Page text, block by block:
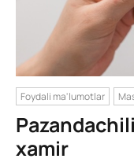
Foydali ma'lumotlar
xamir